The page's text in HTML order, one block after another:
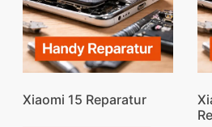
Xiaomi 15 Reparatur